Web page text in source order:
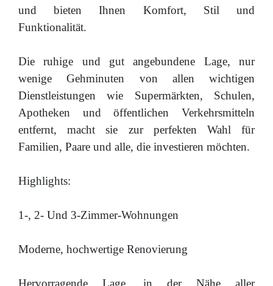
und bieten Ihnen Komfort, Stil und
Funktionalität.
Die ruhige und gut angebundene Lage, nur
wenige Gehminuten von allen wichtigen
Dienstleistungen wie Supermärkten, Schulen,
Apotheken und öffentlichen Verkehrsmitteln
entfernt, macht sie zur perfekten Wahl für
Familien, Paare und alle, die investieren möchten.
Highlights:
1-, 2- Und 3-Zimmer-Wohnungen
Moderne, hochwertige Renovierung
Hervorragende Lage, in der Nähe aller